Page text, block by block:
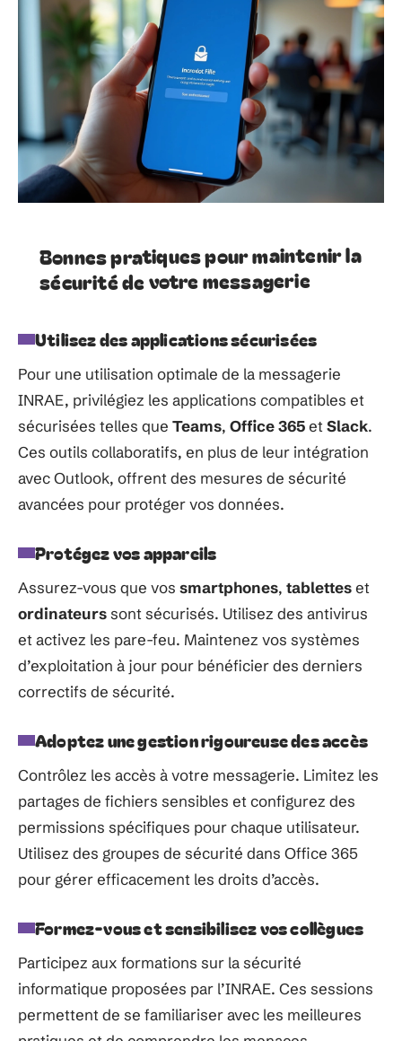
Bonnes pratiques pour maintenir la
sécurité de votre messagerie
Utilisez des applications sécurisées
Pour une utilisation optimale de la messagerie
INRAE, privilégiez les applications compatibles et
sécurisées telles que Teams, Office 365et Slack.
Ces outils collaboratifs, en plus de leur intégration
avec Outlook, offrent des mesures de sécurité
avancées pour protéger vos données.
Protégez vos appareils
Assurez-vous que vos smartphones, tabletteset
ordinateurssont sécurisés. Utilisez des antivirus
et activez les pare-feu. Maintenez vos systèmes
d’exploitation à jour pour bénéficier des derniers
correctifs de sécurité.
Adoptez une gestion rigoureuse des accès
Contrôlez les accès à votre messagerie. Limitez les
partages de fichiers sensibles et configurez des
permissions spécifiques pour chaque utilisateur.
Utilisez des groupes de sécurité dans Office 365
pour gérer efficacement les droits d’accès.
Formez-vous et sensibilisez vos collègues
Participez aux formations sur la sécurité
informatique proposées par l’INRAE. Ces sessions
permettent de se familiariser avec les meilleures